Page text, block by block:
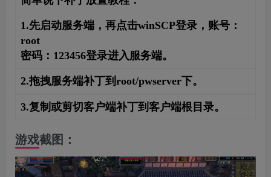
1.先启动服务端，再点击winSCP登录，账号：
root
密码：123456登录进入服务端。
2.拖拽服务端补丁到root/pwserver下。
3.复制或剪切客户端补丁到客户端根目录。
游戏截图：